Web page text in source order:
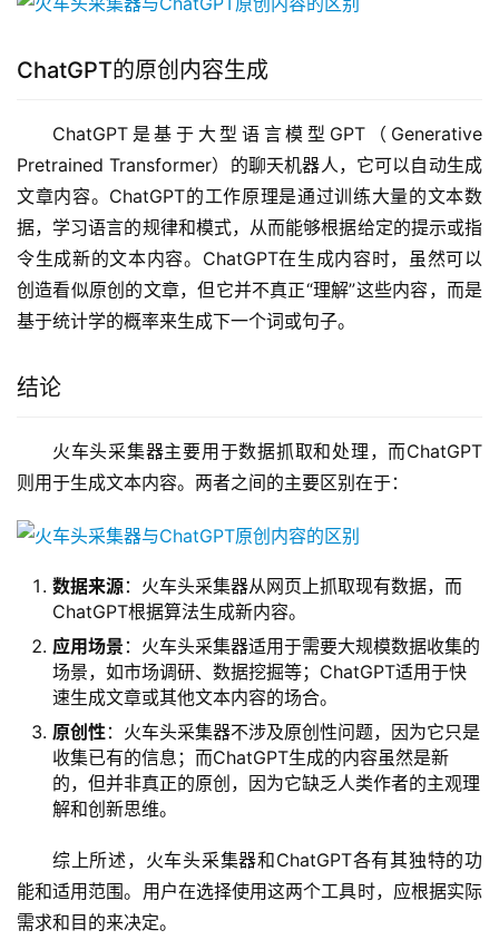
ChatGPT的原创内容生成
ChatGPT是基于大型语言模型GPT（Generative
Pretrained Transformer）的聊天机器人，它可以自动生成
文章内容。ChatGPT的工作原理是通过训练大量的文本数
据，学习语言的规律和模式，从而能够根据给定的提示或指
令生成新的文本内容。ChatGPT在生成内容时，虽然可以
创造看似原创的文章，但它并不真正“理解”这些内容，而是
基于统计学的概率来生成下一个词或句子。
结论
火车头采集器主要用于数据抓取和处理，而ChatGPT
则用于生成文本内容。两者之间的主要区别在于：
数据来源：火车头采集器从网页上抓取现有数据，而
ChatGPT根据算法生成新内容。
应用场景 ：火车头采集器适用于需要大规模数据收集的
场景，如市场调研、数据挖掘等；ChatGPT适用于快
速生成文章或其他文本内容的场合。
原创性：火车头采集器不涉及原创性问题，因为它只是
收集已有的信息；而ChatGPT生成的内容虽然是新
的，但并非真正的原创，因为它缺乏人类作者的主观理
解和创新思维。
综上所述，火车头采集器和ChatGPT各有其独特的功
能和适用范围。用户在选择使用这两个工具时，应根据实际
需求和目的来决定。